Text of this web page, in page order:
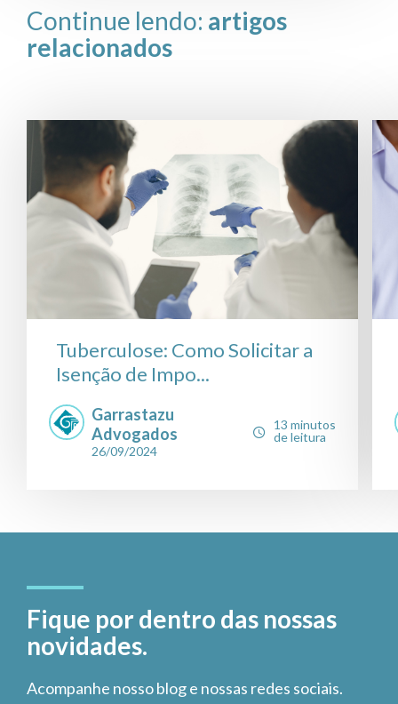
Continue lendo: artigos
relacionados
Tuberculose: Como Solicitar a
Isenção de Impo...
Garrastazu
Advogados
26/09/2024
13 minutos
de leitura
Fique por dentro das nossas
novidades.
Acompanhe nosso blog e nossas redes sociais.